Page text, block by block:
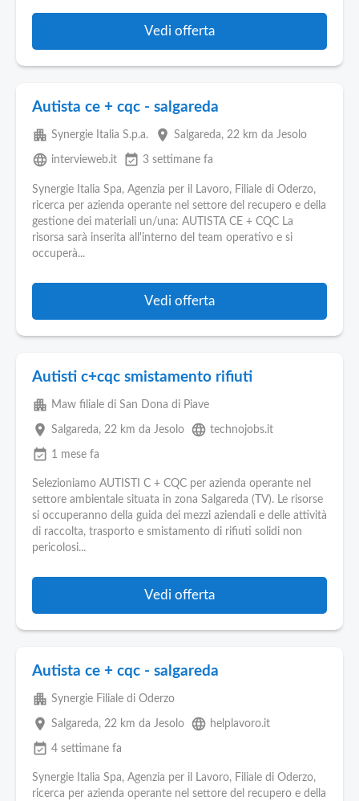
Vedi offerta
Autista ce + cqc - salgareda
apartment Synergie Italia S.p.a. place Salgareda, 22 km da Jesolo
language intervieweb.it event_available 3 settimane fa
Synergie Italia Spa, Agenzia per il Lavoro, Filiale di Oderzo,
ricerca per azienda operante nel settore del recupero e della
gestione dei materiali un/una: AUTISTA CE + CQC La
risorsa sarà inserita all'interno del team operativo e si
occuperà...
Vedi offerta
Autisti c+cqc smistamento rifiuti
apartment Maw filiale di San Dona di Piave
place Salgareda, 22 km da Jesolo language technojobs.it
event_available 1 mese fa
Selezioniamo AUTISTI C + CQC per azienda operante nel
settore ambientale situata in zona Salgareda (TV). Le risorse
si occuperanno della guida dei mezzi aziendali e delle attività
di raccolta, trasporto e smistamento di rifiuti solidi non
pericolosi...
Vedi offerta
Autista ce + cqc - salgareda
apartment Synergie Filiale di Oderzo
place Salgareda, 22 km da Jesolo language helplavoro.it
event_available 4 settimane fa
Synergie Italia Spa, Agenzia per il Lavoro, Filiale di Oderzo,
ricerca per azienda operante nel settore del recupero e della